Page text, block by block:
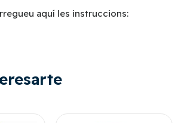
aquí les instruccions: